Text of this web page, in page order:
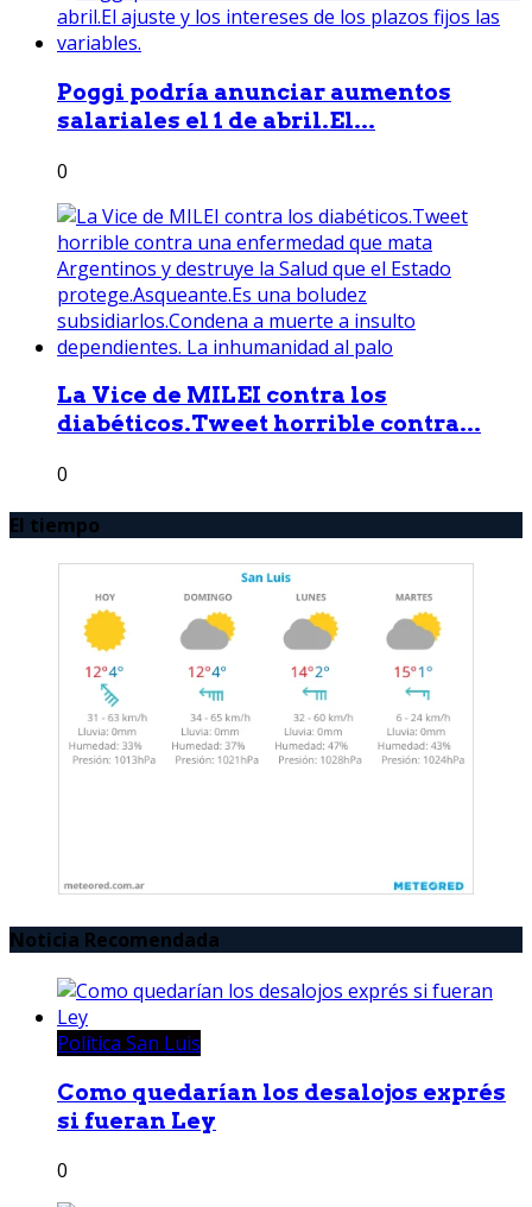
Poggi podría anunciar aumentos
salariales el 1 de abril.El...
0
La Vice de MILEI contra los
diabéticos.Tweet horrible contra...
0
El tiempo
Noticia Recomendada
Política San Luis
Como quedarían los desalojos exprés
si fueran Ley
0